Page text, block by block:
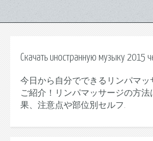
Скачать иностранную музыку 2015
今日から自分でできるリンパマッ
ご紹介！リンパマッサージの方法
果、注意点や部位別セルフ.